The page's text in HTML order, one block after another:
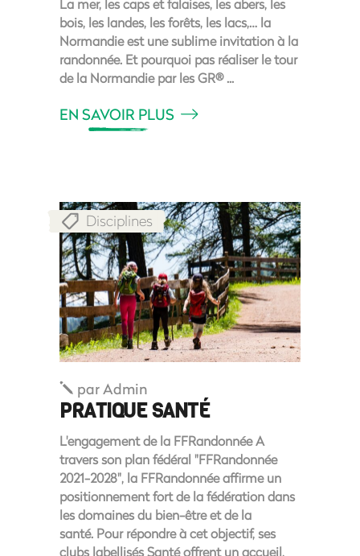
bois, les landes, les forêts, les lacs,… la
Normandie est une sublime invitation à la
randonnée. Et pourquoi pas réaliser le tour
de la Normandie par les GR®
EN SAVOIR PLUS
Disciplines
parAdmin
PRATIQUE SANTÉ
L'engagement de la FFRandonnée A
travers son plan fédéral "FFRandonnée
2021-2028", la FFRandonnée affirme un
positionnement fort de la fédération dans
les domaines du bien-être et de la
santé. Pour répondre à cet objectif, ses
clubs labellisés Santé offrent un accueil,